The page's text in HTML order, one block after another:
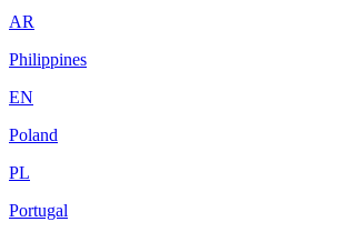
AR
Philippines
EN
Poland
PL
Portugal